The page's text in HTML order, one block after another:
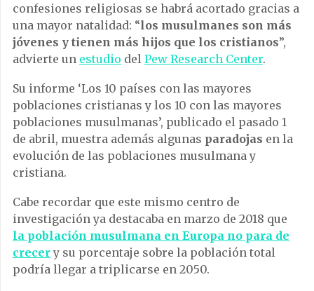
confesiones religiosas se habrá acortado gracias a
una mayor natalidad: “los musulmanes son más
jóvenes y tienen más hijos que los cristianos”,
advierte un estudio del Pew Research Center.
Su informe ‘Los 10 países con las mayores
poblaciones cristianas y los 10 con las mayores
poblaciones musulmanas’, publicado el pasado 1
de abril, muestra además algunas paradojas en la
evolución de las poblaciones musulmana y
cristiana.
Cabe recordar que este mismo centro de
investigación ya destacaba en marzo de 2018 que
la población musulmana en Europa no para de
crecery su porcentaje sobre la población total
podría llegar a triplicarse en 2050.